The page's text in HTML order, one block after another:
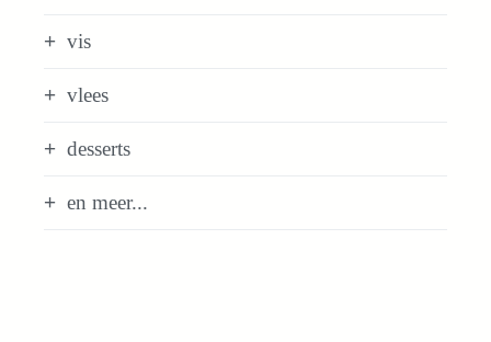
vis
vlees
desserts
en meer...